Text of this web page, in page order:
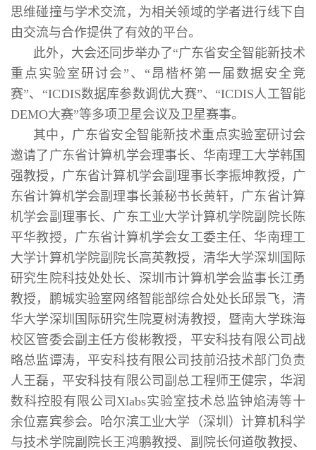
思维碰撞与学术交流，为相关领域的学者进行线下自
由交流与合作提供了有效的平台。
此外，大会还同步举办了“广东省安全智能新技术
重点实验室研讨会”、“昂楷杯第一届数据安全竞
赛”、“ICDIS数据库参数调优大赛”、“ICDIS人工智能
DEMO大赛”等多项卫星会议及卫星赛事。
其中，广东省安全智能新技术重点实验室研讨会
邀请了广东省计算机学会理事长、华南理工大学韩国
强教授，广东省计算机学会副理事长李振坤教授，广
东省计算机学会副理事长兼秘书长黄轩，广东省计算
机学会副理事长、广东工业大学计算机学院副院长陈
平华教授，广东省计算机学会女工委主任、华南理工
大学计算机学院副院长高英教授，清华大学深圳国际
研究生院科技处处长、深圳市计算机学会监事长江勇
教授，鹏城实验室网络智能部综合处处长邱景飞，清
华大学深圳国际研究生院夏树涛教授，暨南大学珠海
校区管委会副主任方俊彬教授，平安科技有限公司战
略总监谭涛，平安科技有限公司技前沿技术部门负责
人王磊，平安科技有限公司副总工程师王健宗，华润
数科控股有限公司Xlabs实验室技术总监钟焰涛等十
余位嘉宾参会。哈尔滨工业大学（深圳）计算机科学
与技术学院副院长王鸿鹏教授、副院长何道敬教授、